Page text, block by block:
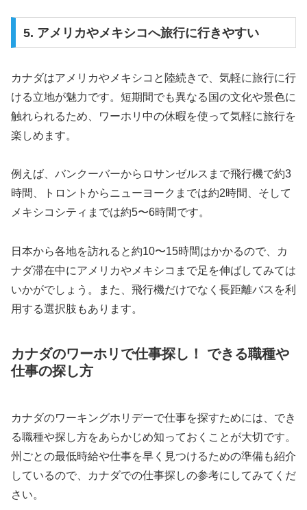
5. アメリカやメキシコへ旅行に行きやすい
カナダはアメリカやメキシコと陸続きで、気軽に旅行に行
ける立地が魅力です。短期間でも異なる国の文化や景色に
触れられるため、ワーホリ中の休暇を使って気軽に旅行を
楽しめます。
例えば、バンクーバーからロサンゼルスまで飛行機で約3
時間、トロントからニューヨークまでは約2時間、そして
メキシコシティまでは約5〜6時間です。
日本から各地を訪れると約10〜15時間はかかるので、カ
ナダ滞在中にアメリカやメキシコまで足を伸ばしてみては
いかがでしょう。また、飛行機だけでなく長距離バスを利
用する選択肢もあります。
カナダのワーホリで仕事探し！ できる職種や
仕事の探し方
カナダのワーキングホリデーで仕事を探すためには、でき
る職種や探し方をあらかじめ知っておくことが大切です。
州ごとの最低時給や仕事を早く見つけるための準備も紹介
しているので、カナダでの仕事探しの参考にしてみてくだ
さい。